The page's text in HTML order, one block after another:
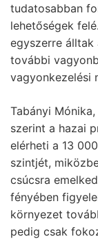
tudatosabban
lehetőségek
egyszerre
további
vagyonkezelési
Tabányi
szerint a hazai
elérheti a 13
szintjét,
csúcsra
fényében
környezet
pedig csak